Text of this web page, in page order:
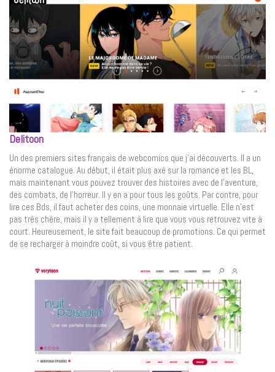
Delitoon
Un des premiers sites français de webcomics que j’ai découverts. Il a un
énorme catalogue. Au début, il était plus axé sur la romance et les BL,
mais maintenant vous pouvez trouver des histoires avec de l’aventure,
des combats, de l’horreur. Il y en a pour tous les goûts. Par contre, pour
lire ces Bds, il faut acheter des coins, une monnaie virtuelle. Elle n’est
pas très chère, mais il y a tellement à lire que vous vous retrouvez vite à
court. Heureusement, le site fait beaucoup de promotions. Ce qui permet
de se recharger à moindre coût, si vous être patient.